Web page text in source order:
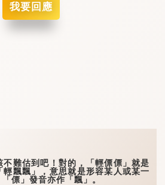
我要回應
難估到吧！對的，「輕僄僄」就是
輕飄飄」，意思就是形容某人或某一
僄」發音亦作「飄」。